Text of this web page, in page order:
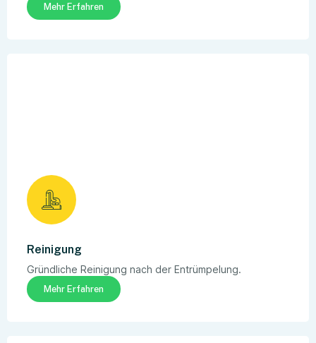
Mehr Erfahren
Reinigung
Gründliche Reinigung nach der Entrümpelung.
Mehr Erfahren